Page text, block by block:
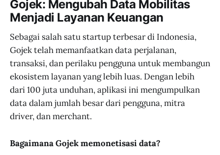
Gojek: Mengubah Data Mobilitas
Menjadi Layanan Keuangan
Sebagai salah satu startup terbesar di Indonesia,
Gojek telah memanfaatkan data perjalanan,
transaksi, dan perilaku pengguna untuk membangun
ekosistem layanan yang lebih luas. Dengan lebih
dari 100 juta unduhan, aplikasi ini mengumpulkan
data dalam jumlah besar dari pengguna, mitra
driver, dan merchant.
Bagaimana Gojek memonetisasi data?